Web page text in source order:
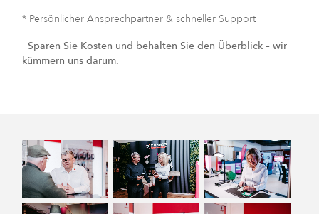
* Persönlicher Ansprechpartner & schneller Support
Sparen Sie Kosten und behalten Sie den Überblick – wir
kümmern uns darum.